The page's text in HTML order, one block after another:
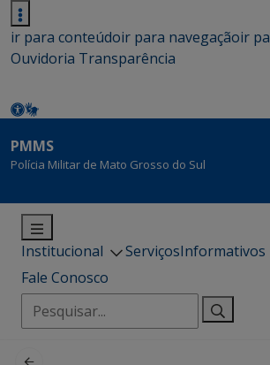
ir para conteúdoir para navegaçãoir
Ouvidoria Transparência
PMMS
Polícia Militar de Mato Grosso do Sul
Institucional ServiçosInformativos
Fale Conosco
Pesquisar
por: